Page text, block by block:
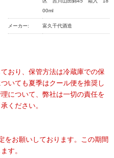
00ml
メーカー: 富久千代酒造
おり、保管方法は冷蔵庫での保
いても夏季はクール便を推奨し
について、弊社は一切の責任を
ください。
をお願いしております。この期間
す。